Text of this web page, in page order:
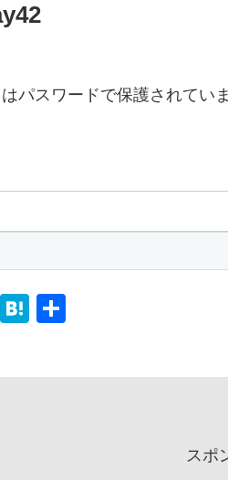
パスワードで保護されてい
Li
H
スポ